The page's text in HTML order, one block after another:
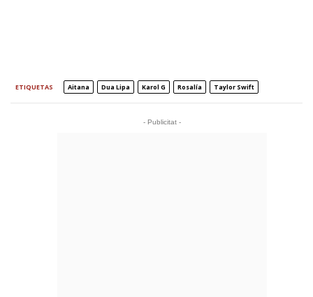
ETIQUETAS Aitana Dua Lipa Karol G Rosalía Taylor Swift
- Publicitat -